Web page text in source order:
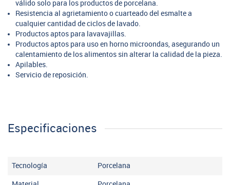
válido solo para los productos de porcelana.
Resistencia al agrietamiento o cuarteado del esmalte a
cualquier cantidad de ciclos de lavado.
Productos aptos para lavavajillas.
Productos aptos para uso en horno microondas, asegurando un
calentamiento de los alimentos sin alterar la calidad de la pieza.
Apilables.
Servicio de reposición.
Especificaciones
Tecnología Porcelana